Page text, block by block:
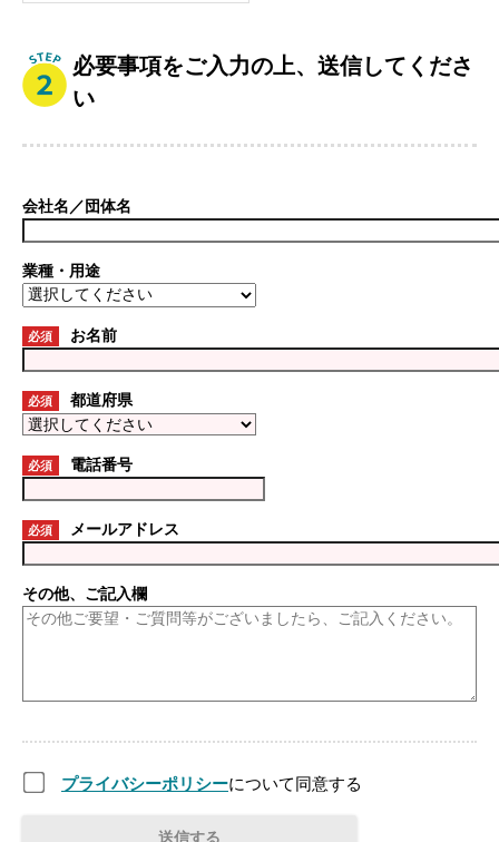
必要事項をご入力の上、送信してくださ
い
会社名／団体名
業種・用途
必須 お名前
必須 都道府県
必須 電話番号
必須 メールアドレス
その他、ご記入欄
プライバシーポリシーについて同意する